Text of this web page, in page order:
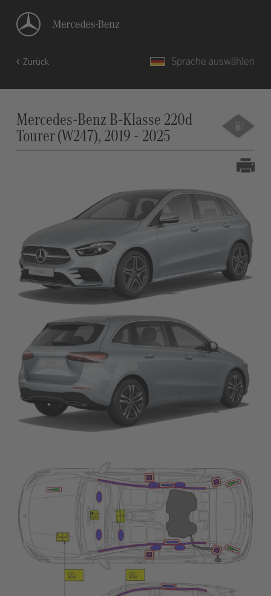
Zurück Sprache auswählen
Mercedes-Benz B-Klasse 220d
Tourer (W247), 2019 - 2025